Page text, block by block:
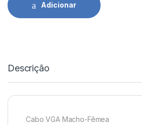
Adicionar
Descrição
Cabo VGA Macho-Fêmea